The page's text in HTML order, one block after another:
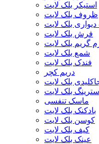
استیکر بلک لایت
ظروف بلک لایت
بلک لایت
فرش بلک لایت
گریم بلک لایت
شمع بلک لایت
فندک بلک لایت
دریم کچر
بلک لایت
استرینگ بلک لایت
ماسک تنفسی
بادکنک بلک لایت
کوسن بلک لایت
کیف بلک لایت
عینک بلک لایت